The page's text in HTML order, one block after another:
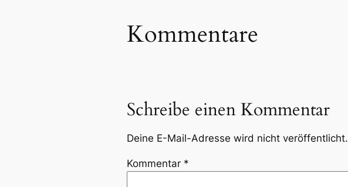
Kommentare
Schreibe einen Kommentar
Deine E-Mail-Adresse wird nicht veröffentlicht.
Kommentar *